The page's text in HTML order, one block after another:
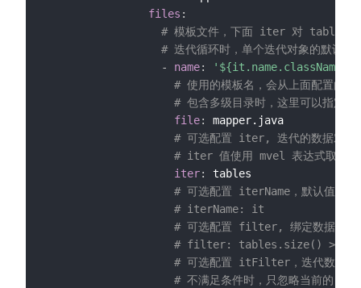
files :
# 模板文件，下面 iter 对 tables 所
# 迭代循环时，单个迭代对象的默认
-
name:
# 使用的模板名，会从上面配置的
# 包含多级目录时，这里可以指定
file:
mapper.java
# 可选配置 iter, 迭代的数据对象
# iter 值使用 mvel 表达式取值
iter:
tables
# 可选配置 iterName，默认值为 it
# iterName: it
# 可选配置 filter, 绑定数据过滤器
# filter: tables.size() > 0 # 仅
# 可选配置 itFilter，迭代数据过
# 不满足条件时，只忽略当前的 it